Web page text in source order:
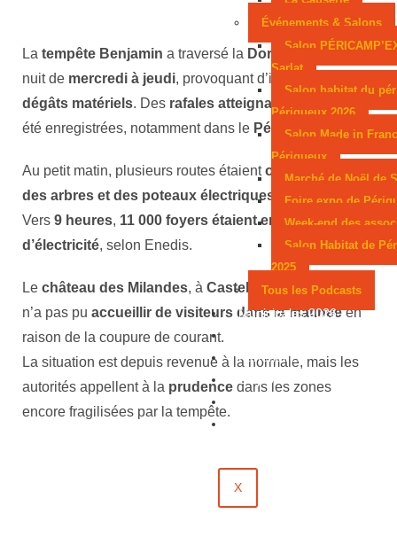
Événements & Salons
Salon
Sarlat
Salon habitat du
Périgueux 2026
Salon Made in
Périgueux
Marché de Noël de
Foire expo de
Week-end des
Salon Habitat de
2025
Tous les Podcasts
Municipales 2026
Partenaires
Emploi
X
La tempête Benjamin a traversé la Dordogne
dans la
nuit de mercredi à jeudi, provoquant d’importants
dégâts matériels. Des rafales atteignant 120 km/h
été enregistrées, notamment dans le Périgord vert.
Au petit matin, plusieurs routes étaientobstruées par
des arbres et des poteaux électriques
tombés au sol.
Vers 9 heures, 11 000 foyers étaient encore privés
d’électricité, selon Enedis.
Le château des Milandes, à Castelnaud-la-Chapelle
n’a pas pu accueillir de visiteurs dans la matinéeen
raison de la coupure de courant.
La situation est depuis revenue à la normale, mais les
autorités appellent à la prudence dans les zones
encore fragilisées par la tempête.